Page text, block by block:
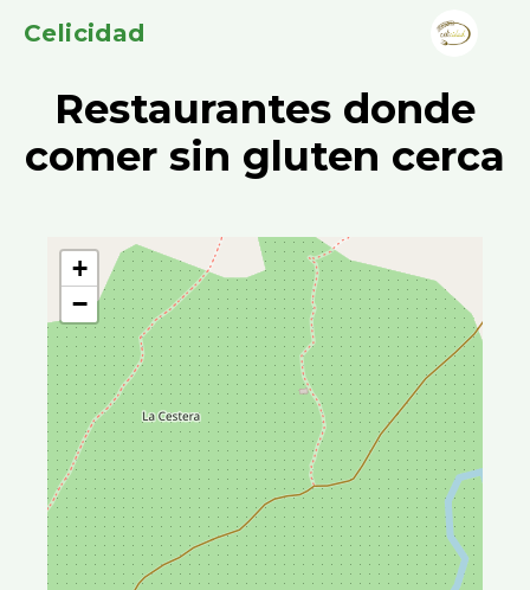
Celicidad
Restaurantes donde
comer sin gluten cerca
+
−